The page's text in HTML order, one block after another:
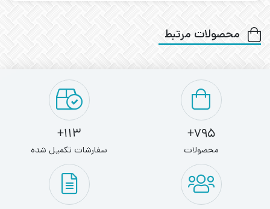
محصولات مرتبط
795+
محصولات
113+
سفارشات تکمیل شده